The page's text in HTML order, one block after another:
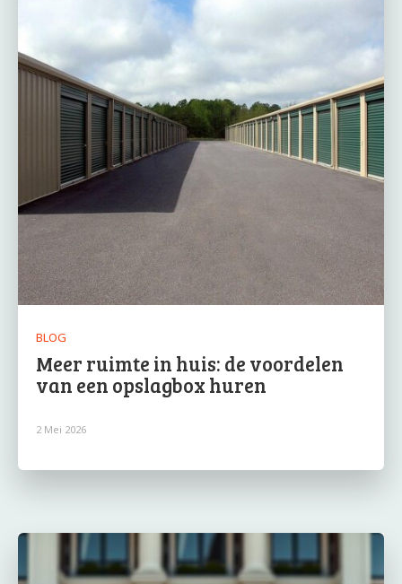
BLOG
Meer ruimte in huis: de voordelen
van een opslagbox huren
2 Mei 2026